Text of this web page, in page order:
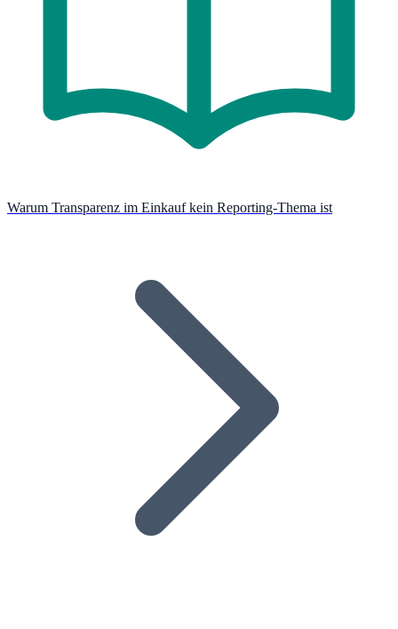
Warum Transparenz im Einkauf kein Reporting-Thema ist